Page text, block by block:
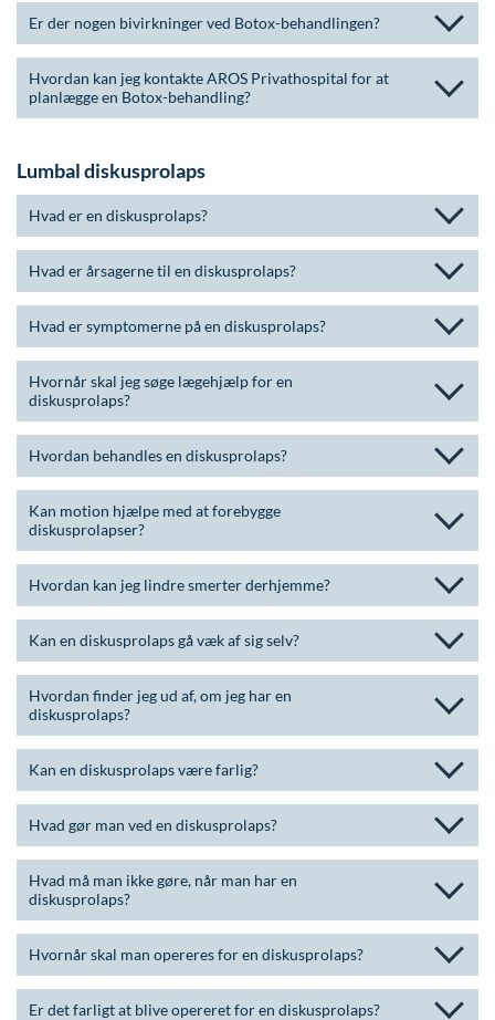
Ar og strækmærker
Uønsket hårvækst
Hårtab
Kropsforyngelse og opstramning
Intim konturering/foryngelse
Mandlig genitalområde - forskønnelse
Kosmetisk Plastikkirurgi
Kæbekirurgi
Skræddersyede dropbehandlinger
Før / efter billeder
Modelopskrivning
Plasmaprodukter i æstetisk, kosmetisk og anti-
aging medicin
Prisliste
Skriv dig op
Udskrivelse
Kontakt os & Find vej
Kvalitet og patienttilfredshed
Nyttige links
Persondatapolitik på AROS
Rygepolitik
Samarbejde mellem specialer
Sengestuer
Standardbetingelser for privatbetalte
operationer
Ventetid i det offentlige - Frit sygehusvalg
Vores mål
Er der nogen bivirkninger ved Botox-behandlingen?
Hvordan kan jeg kontakte AROS Privathospital for at
planlægge en Botox-behandling?
Lumbal diskusprolaps
Hvad er en diskusprolaps?
Hvad er årsagerne til en diskusprolaps?
Hvad er symptomerne på en diskusprolaps?
Hvornår skal jeg søge lægehjælp for en
diskusprolaps?
Hvordan behandles en diskusprolaps?
Kan motion hjælpe med at forebygge
diskusprolapser?
Hvordan kan jeg lindre smerter derhjemme?
Kan en diskusprolaps gå væk af sig selv?
Hvordan finder jeg ud af, om jeg har en
diskusprolaps?
Kan en diskusprolaps være farlig?
Hvad gør man ved en diskusprolaps?
Hvad må man ikke gøre, når man har en
diskusprolaps?
Hvornår skal man opereres for en diskusprolaps?
Er det farligt at blive opereret for en diskusprolaps?